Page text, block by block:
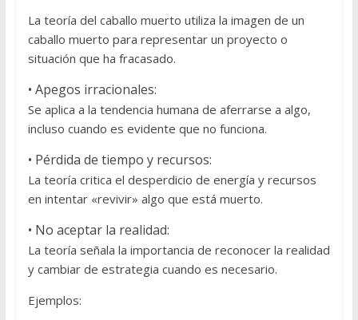
La teoría del caballo muerto utiliza la imagen de un
caballo muerto para representar un proyecto o
situación que ha fracasado.
• Apegos irracionales:
Se aplica a la tendencia humana de aferrarse a algo,
incluso cuando es evidente que no funciona.
• Pérdida de tiempo y recursos:
La teoría critica el desperdicio de energía y recursos
en intentar «revivir» algo que está muerto.
• No aceptar la realidad:
La teoría señala la importancia de reconocer la realidad
y cambiar de estrategia cuando es necesario.
Ejemplos: